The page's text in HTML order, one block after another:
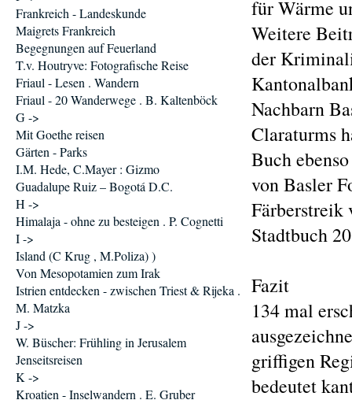
für Wärme
Weitere
der
Nachbarn
Claraturms
Buch
von Basler
Färberstreik
Stadtbuch
Fazit
134 mal
griffigen
bedeutet
Frankreich - Landeskunde
Maigrets Frankreich
Begegnungen auf Feuerland
T.v. Houtryve: Fotografische Reise
Friaul - Lesen . Wandern
Friaul - 20 Wanderwege . B. Kaltenböck
G ->
Mit Goethe reisen
Gärten - Parks
I.M. Hede, C.Mayer : Gizmo
Guadalupe Ruiz – Bogotá D.C.
H ->
Himalaja - ohne zu besteigen . P. Cognetti
I ->
Island (C Krug , M.Poliza) )
Von Mesopotamien zum Irak
Istrien entdecken - zwischen Triest & Rijeka .
M. Matzka
J ->
W. Büscher: Frühling in Jerusalem
Jenseitsreisen
K ->
Kroatien - Inselwandern . E. Gruber